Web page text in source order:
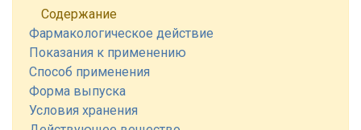
Содержание
Фармакологическое действие
Показания к применению
Способ применения
Форма выпуска
Условия хранения